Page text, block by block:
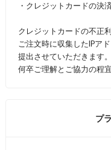
・クレジットカードの決
クレジットカードの不正
ご注文時に収集したIPア
提出させていただきます。
何卒ご理解とご協力の程
プ